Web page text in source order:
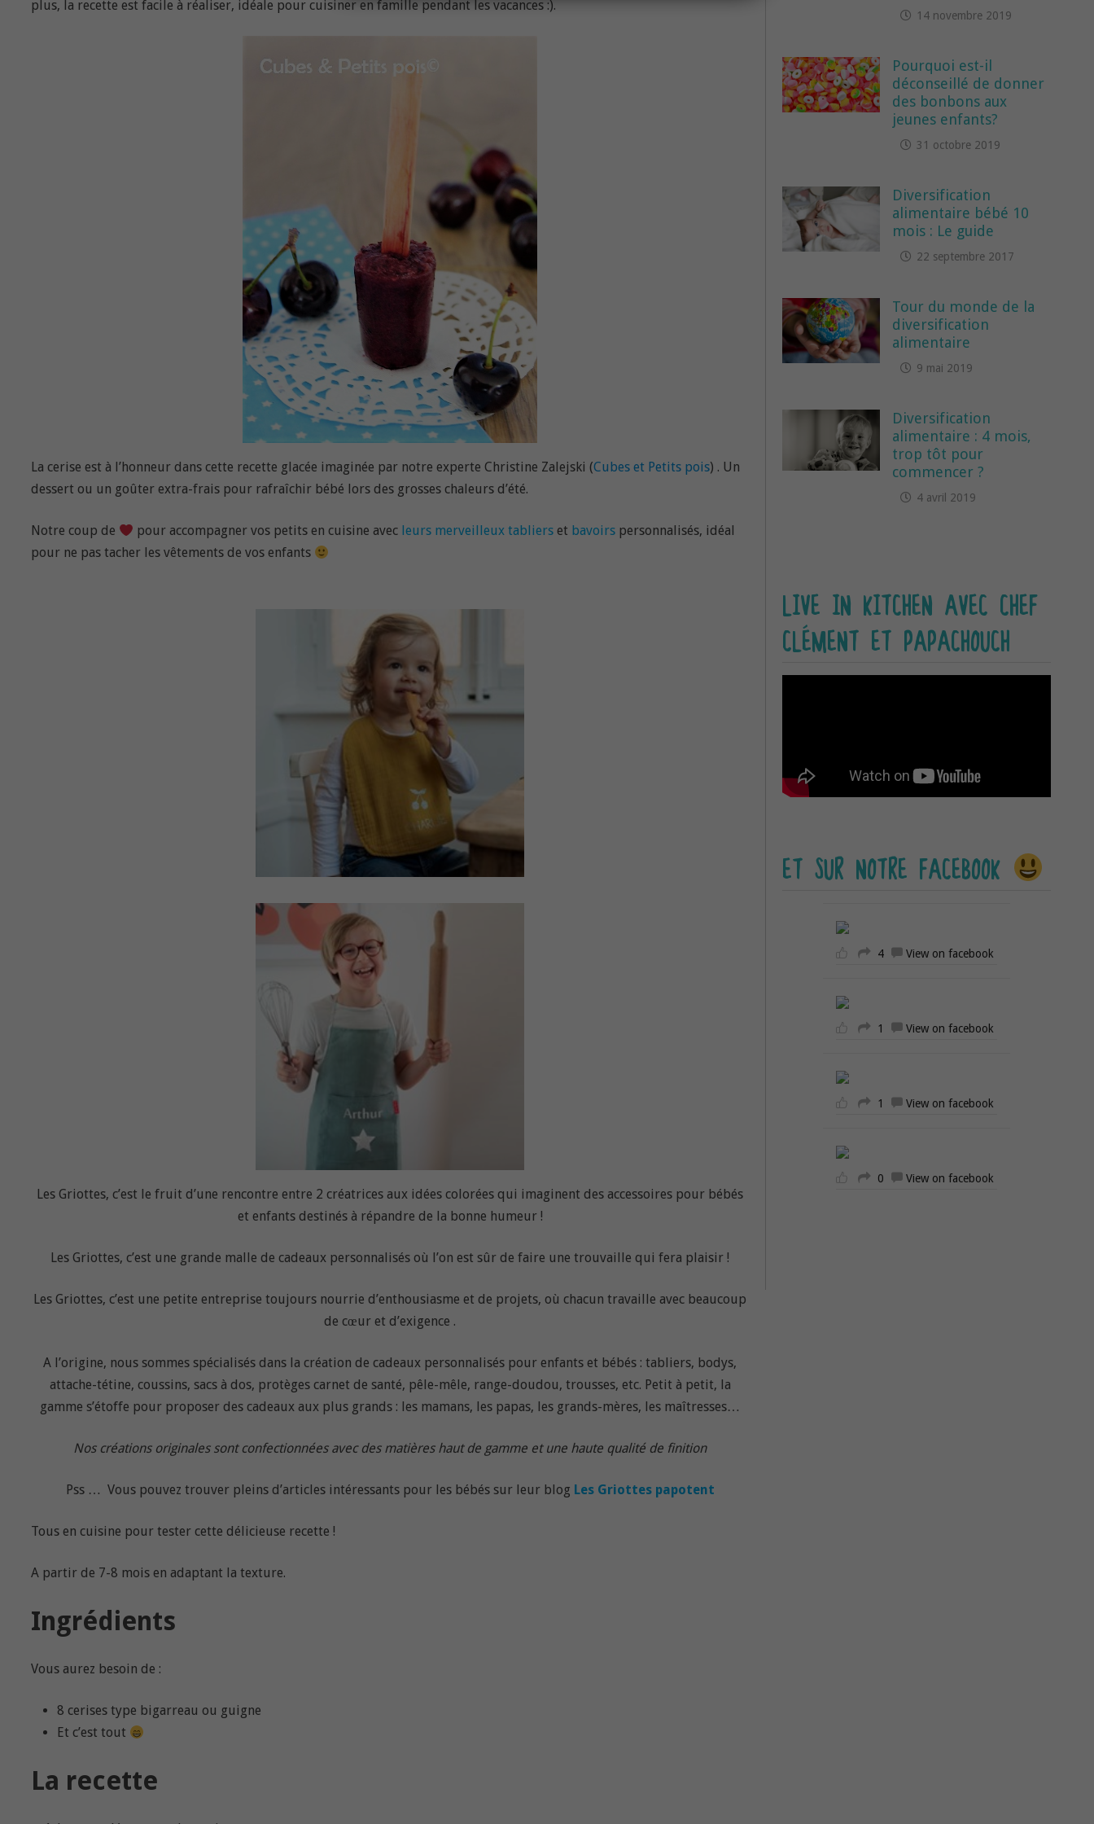
plus, la recette est facile à réaliser, idéale pour cuisiner en famille pendant les vacances :).
La cerise est à l’honneur dans cette recette glacée imaginée par notre experte Christine Zalejski (Cubes et Petits pois) . Un
dessert ou un goûter extra-frais pour rafraîchir bébé lors des grosses chaleurs d’été.
Notre coup de pour accompagner vos petits en cuisine avec leurs merveilleux tabliers et bavoirs personnalisés, idéal
pour ne pas tacher les vêtements de vos enfants
Les Griottes, c’est le fruit d’une rencontre entre 2 créatrices aux idées colorées qui imaginent des accessoires pour bébés
et enfants destinés à répandre de la bonne humeur !
Les Griottes, c’est une grande malle de cadeaux personnalisés où l’on est sûr de faire une trouvaille qui fera plaisir !
Les Griottes, c’est une petite entreprise toujours nourrie d’enthousiasme et de projets, où chacun travaille avec beaucoup
de cœur et d’exigence .
A l’origine, nous sommes spécialisés dans la création de cadeaux personnalisés pour enfants et bébés : tabliers, bodys,
attache-tétine, coussins, sacs à dos, protèges carnet de santé, pêle-mêle, range-doudou, trousses, etc. Petit à petit, la
gamme s’étoffe pour proposer des cadeaux aux plus grands : les mamans, les papas, les grands-mères, les maîtresses…
Nos créations originales sont confectionnées avec des matières haut de gamme et une haute qualité de finition
Pss … Vous pouvez trouver pleins d’articles intéressants pour les bébés sur leur blog Les Griottes papotent
Tous en cuisine pour tester cette délicieuse recette !
A partir de 7-8 mois en adaptant la texture.
Ingrédients
Vous aurez besoin de :
8 cerises type bigarreau ou guigne
Et c’est tout
La recette
14 novembre 2019
Pourquoi est-il
déconseillé de donner
des bonbons aux
jeunes enfants?
31 octobre 2019
Diversification
alimentaire bébé 10
mois : Le guide
22 septembre 2017
Tour du monde de la
diversification
alimentaire
9 mai 2019
Diversification
alimentaire : 4 mois,
trop tôt pour
commencer ?
4 avril 2019
LIVE IN KITCHEN AVEC CHEF
CLÉMENT ET PAPACHOUCH
ET SUR NOTRE FACEBOOK
4 View on facebook
1 View on facebook
1 View on facebook
0 View on facebook